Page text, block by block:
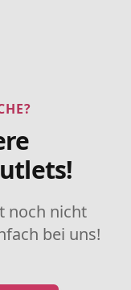
noch nicht
bei uns!